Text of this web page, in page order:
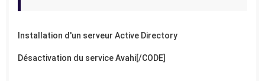
Installation d'un serveur Active Directory
Désactivation du service Avahi[/CODE]